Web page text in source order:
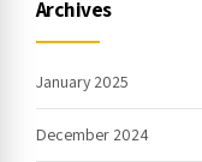
Archives
January 2025
December 2024